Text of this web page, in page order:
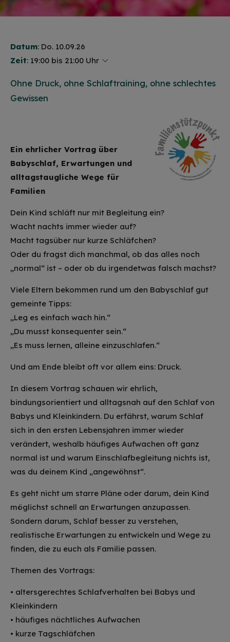
Datum: Do. 10.09.26
Zeit: 19:00 bis 21:00 Uhr
Ohne Druck, ohne Schlaftraining, ohne schlechtes
Gewissen
Ein ehrlicher Vortrag über
Babyschlaf, Erwartungen und
alltagstaugliche Wege für
Familien
Dein Kind schläft nur mit Begleitung ein?
Wacht nachts immer wieder auf?
Macht tagsüber nur kurze Schläfchen?
Oder du fragst dich manchmal, ob das alles noch
„normal“ ist – oder ob du irgendetwas falsch machst?
Viele Eltern bekommen rund um den Babyschlaf gut
gemeinte Tipps:
„Leg es einfach wach hin.“
„Du musst konsequenter sein.“
„Es muss lernen, alleine einzuschlafen.“
Und am Ende bleibt oft vor allem eins: Druck.
In diesem Vortrag schauen wir ehrlich,
bindungsorientiert und alltagsnah auf den Schlaf von
Babys und Kleinkindern. Du erfährst, warum Schlaf
sich in den ersten Lebensjahren immer wieder
verändert, weshalb häufiges Aufwachen oft ganz
normal ist und warum Einschlafbegleitung nichts ist,
was du deinem Kind „angewöhnst“.
Es geht nicht um starre Pläne oder darum, dein Kind
möglichst schnell an Erwartungen anzupassen.
Sondern darum, Schlaf besser zu verstehen,
realistische Erwartungen zu entwickeln und Wege zu
finden, die zu euch als Familie passen.
Themen des Vortrags:
• altersgerechtes Schlafverhalten bei Babys und
Kleinkindern
• häufiges nächtliches Aufwachen
• kurze Tagschläfchen